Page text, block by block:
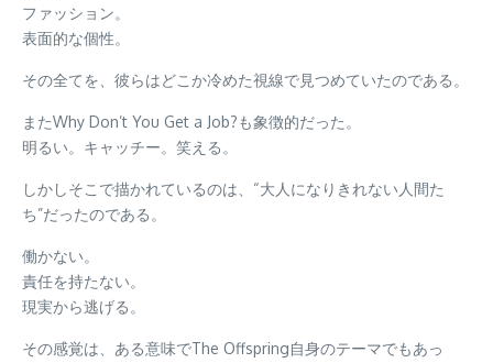
ファッション。
表面的な個性。
その全てを、彼らはどこか冷めた視線で見つめていたのである。
またWhy Don’t You Get a Job?も象徴的だった。
明るい。キャッチー。笑える。
しかしそこで描かれているのは、“大人になりきれない人間た
ち”だったのである。
働かない。
責任を持たない。
現実から逃げる。
その感覚は、ある意味でThe Offspring自身のテーマでもあっ